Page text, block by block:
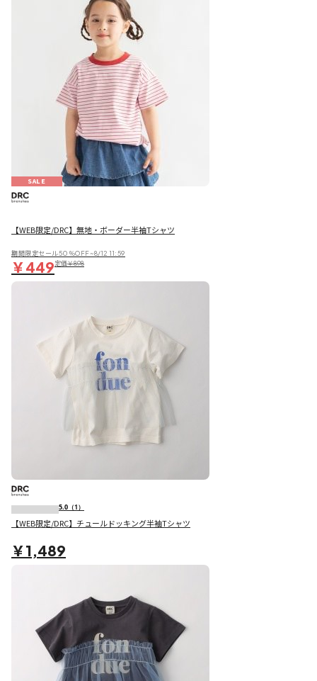
SALE
【WEB限定/DRC】無地・ボーダー半袖Tシャツ
期間限定セール50％OFF~8/12 11:59
￥449定価￥898
5.0 （1）
【WEB限定/DRC】チュールドッキング半袖Tシャツ
￥1,489